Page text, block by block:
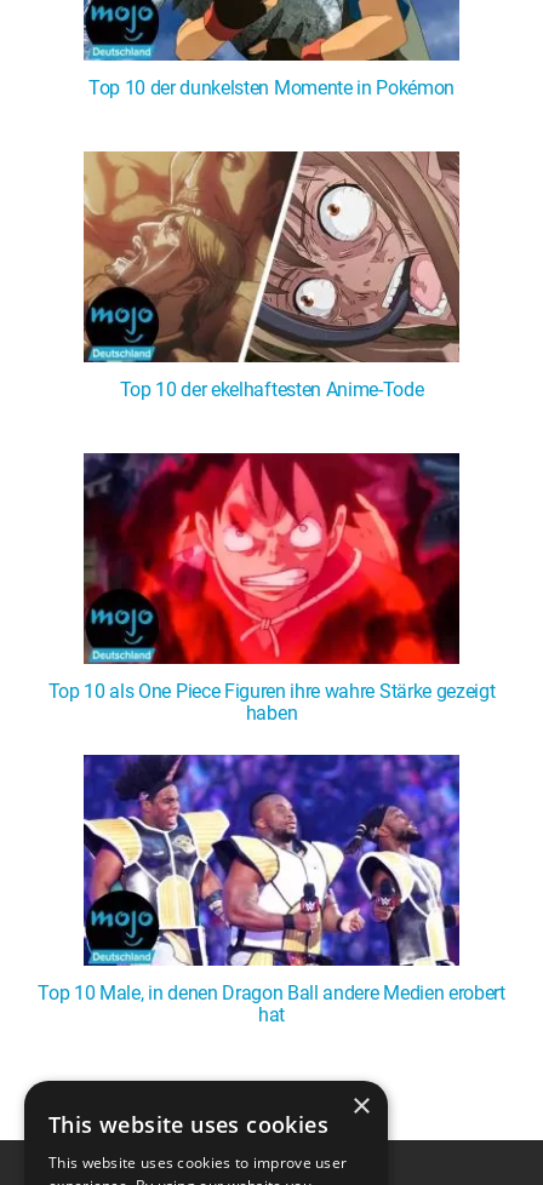
Top 10 der dunkelsten Momente in Pokémon
Top 10 der ekelhaftesten Anime-Tode
Top 10 als One Piece Figuren ihre wahre Stärke gezeigt
haben
Top 10 Male, in denen Dragon Ball andere Medien erobert
hat
×
This website uses cookies
This website uses cookies to improve user